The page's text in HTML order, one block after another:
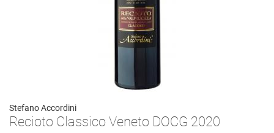
Stefano Accordini
Recioto Classico Veneto DOCG 2020